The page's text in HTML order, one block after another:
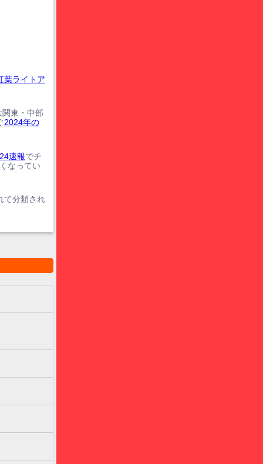
ライトア
東・中部
2024年の
速報でチ
なってい
て分類され